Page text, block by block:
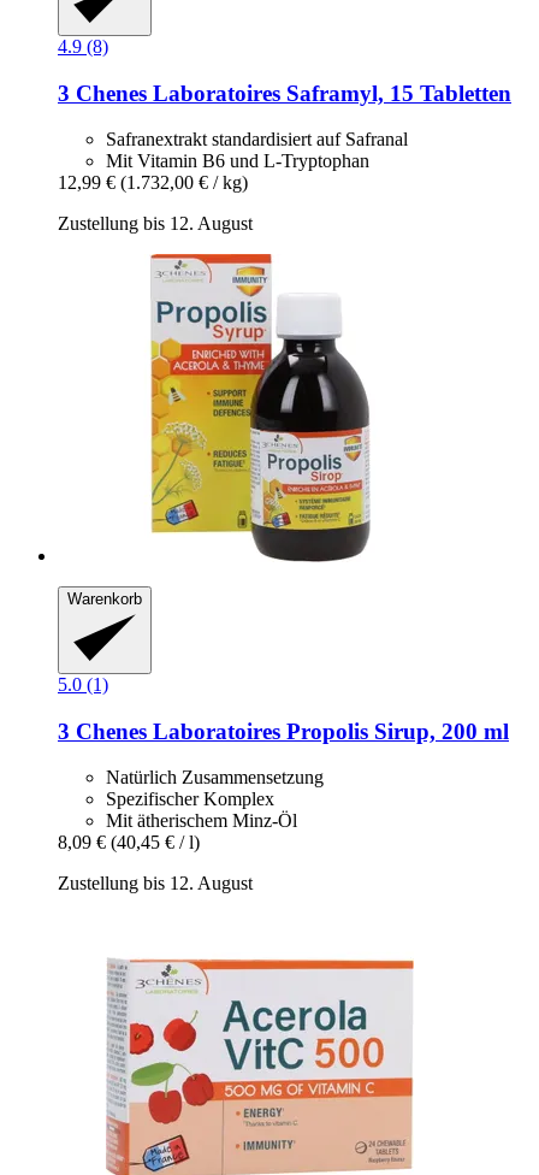
4.9 (8)
3 Chenes Laboratoires Saframyl, 15 Tabletten
Safranextrakt standardisiert auf Safranal
Mit Vitamin B6 und L-Tryptophan
12,99 € (1.732,00 € / kg)
Zustellung bis 12. August
Warenkorb
5.0 (1)
3 Chenes Laboratoires Propolis Sirup, 200 ml
Natürlich Zusammensetzung
Spezifischer Komplex
Mit ätherischem Minz-Öl
8,09 € (40,45 € / l)
Zustellung bis 12. August